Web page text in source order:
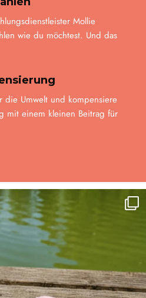
Mollie
wie du möchtest. Und das
die Umwelt und kompensiere
mit einem kleinen Beitrag für